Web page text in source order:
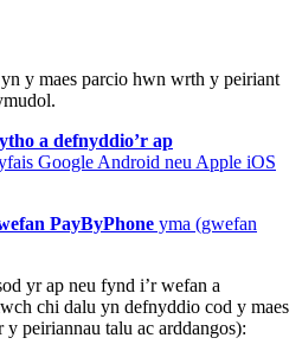
y maes parcio hwn wrth y peiriant
a defnyddio’r ap
Google Android neu Apple iOS
PayByPhone yma (gwefan
yr ap neu fynd i’r wefan a
chi dalu yn defnyddio cod y maes
peiriannau talu ac arddangos):